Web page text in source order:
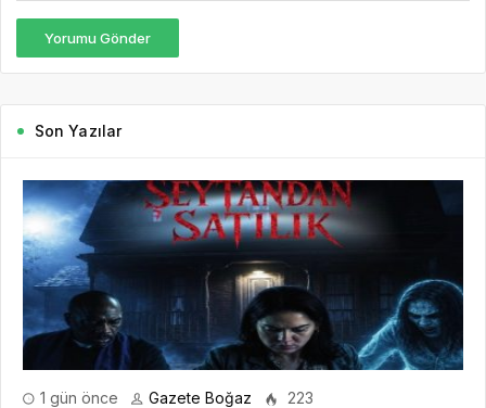
Yorumu Gönder
Son Yazılar
1 gün önce Gazete Boğaz 223